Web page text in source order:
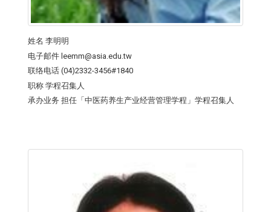
姓名 李明明
电子邮件 leemm@asia.edu.tw
联络电话 (04)2332-3456#1840
职称 学程召集人
承办业务 担任「中医药养生产业经营管理学程」学程召集人